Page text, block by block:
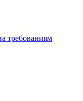
требованиям